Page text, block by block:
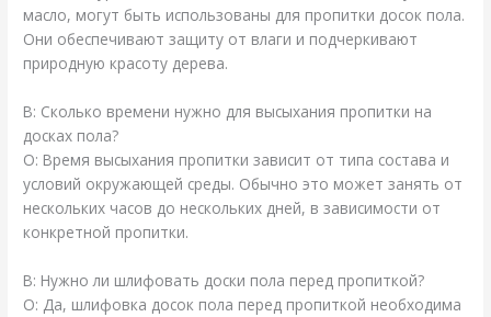
масло, могут быть использованы для пропитки досок пола.
Они обеспечивают защиту от влаги и подчеркивают
природную красоту дерева.
В: Сколько времени нужно для высыхания пропитки на
досках пола?
О: Время высыхания пропитки зависит от типа состава и
условий окружающей среды. Обычно это может занять от
нескольких часов до нескольких дней, в зависимости от
конкретной пропитки.
В: Нужно ли шлифовать доски пола перед пропиткой?
О: Да, шлифовка досок пола перед пропиткой необходима